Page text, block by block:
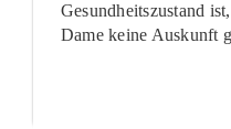
Gesundheitszustand
Dame keine Auskunft